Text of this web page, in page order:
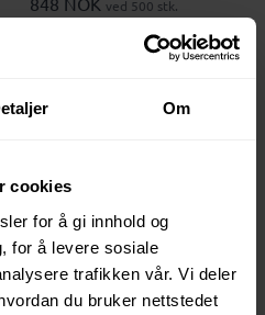
Om
cookies
for å gi innhold og
for å levere sosiale
trafikken vår. Vi deler
du bruker nettstedet
ved 500 stk.